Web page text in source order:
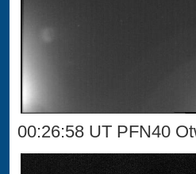
00:26:58 UT PFN40